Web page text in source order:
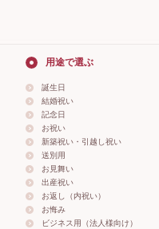
用途で選ぶ
誕生日
結婚祝い
記念日
お祝い
新築祝い・引越し祝い
送別用
お見舞い
出産祝い
お返し（内祝い）
お悔み
ビジネス用（法人様向け）